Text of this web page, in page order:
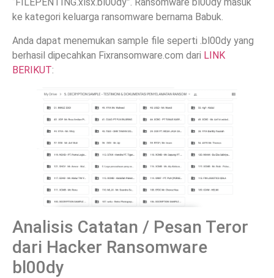
“FILEPENTING.xlsx.bl00dy”. Ransomware bl00dy masuk
ke kategori keluarga ransomware bernama Babuk.
Anda dapat menemukan sample file seperti .bl00dy yang
berhasil dipecahkan Fixransomware.com dari LINK
BERIKUT:
Analisis Catatan / Pesan Teror
dari Hacker Ransomware
bl00dy